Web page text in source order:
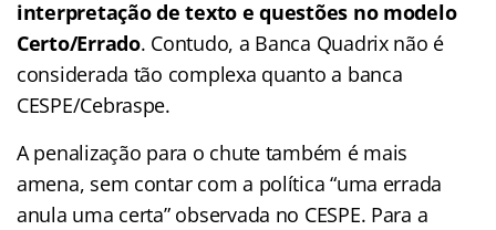
interpretação de texto e questões no modelo
Certo/Errado. Contudo, a Banca Quadrix não é
considerada tão complexa quanto a banca
CESPE/Cebraspe.
A penalização para o chute também é mais
amena, sem contar com a política “uma errada
anula uma certa” observada no CESPE. Para a